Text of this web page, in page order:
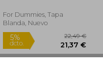
5%
dcto.
For Dummies, Tapa
Blanda, Nuevo